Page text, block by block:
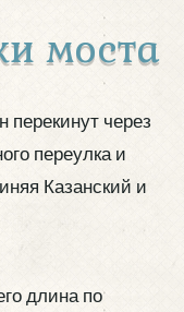
моста
через
переулка и
Казанский и
длина по